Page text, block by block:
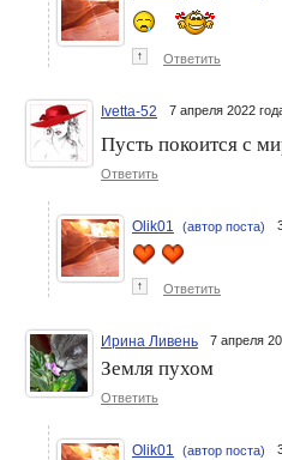
↑ Ответить
Ivetta-52 7 апреля 2022
Пусть покоится с
Ответить
Olik01 (автор поста)
↑ Ответить
Ирина Ливень 7 апреля
Земля пухом
Ответить
Olik01 (автор поста)